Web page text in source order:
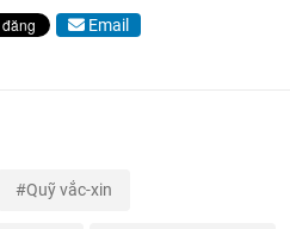
Email
Quỹ vắc-xin